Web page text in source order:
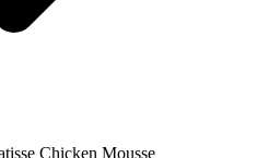
Chicken Mousse